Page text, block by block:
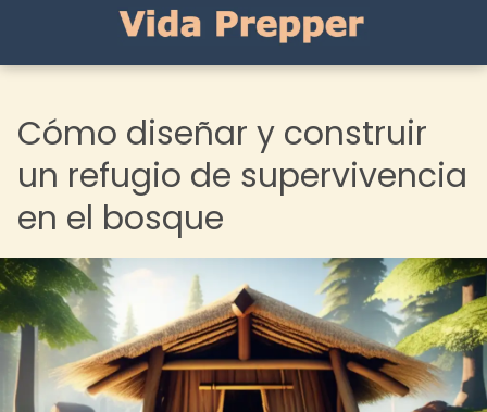
Cómo diseñar y construir
un refugio de supervivencia
en el bosque